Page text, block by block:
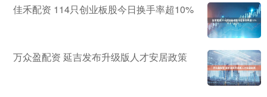
佳禾配资 114只创业板股今日换手率超10%
万众盈配资 延吉发布升级版人才安居政策